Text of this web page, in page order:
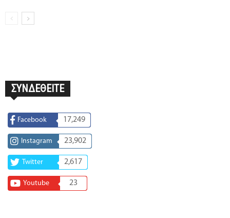
ΣΥΝΔΕΘΕΙΤΕ
Facebook 17,249
Instagram 23,902
Twitter 2,617
Youtube 23